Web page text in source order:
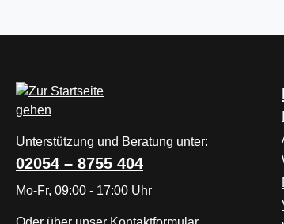
Unterstützung und Beratung unter:
02054 – 8755 404
Mo-Fr, 09:00 - 17:00 Uhr